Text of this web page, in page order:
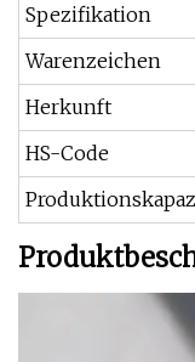
Spezifikation
Warenzeichen
Herkunft
HS-Code